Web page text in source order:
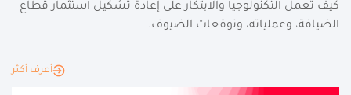
كيف تعمل التكنولوجيا والابتكار على إعادة تشكيل استثمار قطاع
الضيافة، وعملياته، وتوقعات الضيوف.
أعرف أكثر